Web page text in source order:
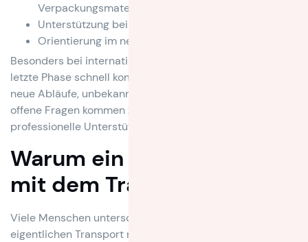
Verpackungsmaterial
Unterstützung bei organisatorischen Fragen vor Ort
Orientierung im neuen Wohnumfeld
Besonders bei internationalen Umzügen kann diese
letzte Phase schnell komplex werden. Andere Sprache,
neue Abläufe, unbekannte Ansprechpartner und viele
offene Fragen kommen zusammen. Genau hier macht
professionelle Unterstützung den Unterschied.
Warum ein Umzug nicht
mit dem Transport endet
Viele Menschen unterschätzen, wie viel nach dem
eigentlichen Transport noch zu tun ist. Die Möbel sind